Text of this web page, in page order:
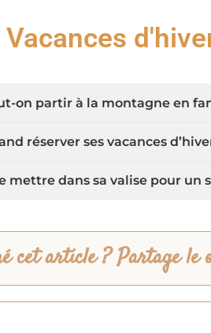
Vacances
on partir à la montagne en
réserver ses vacances
mettre dans sa valise pour un
cet article ? Partage